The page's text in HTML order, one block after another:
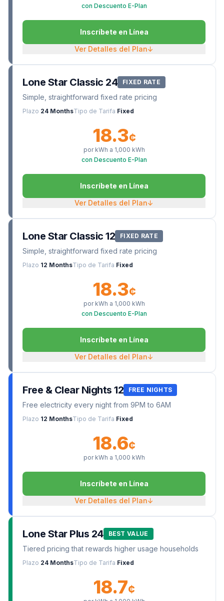
con Descuento E-Plan
Inscríbete en Línea
Ver Detalles del Plan↓
Lone Star Classic 24 FIXED RATE
Simple, straightforward fixed rate pricing
Plazo 24 MonthsTipo de Tarifa Fixed
18.3¢
por kWh a 1,000 kWh
con Descuento E-Plan
Inscríbete en Línea
Ver Detalles del Plan↓
Lone Star Classic 12 FIXED RATE
Simple, straightforward fixed rate pricing
Plazo 12 MonthsTipo de Tarifa Fixed
18.3¢
por kWh a 1,000 kWh
con Descuento E-Plan
Inscríbete en Línea
Ver Detalles del Plan↓
Free & Clear Nights 12 FREE NIGHTS
Free electricity every night from 9PM to 6AM
Plazo 12 MonthsTipo de Tarifa Fixed
18.6¢
por kWh a 1,000 kWh
Inscríbete en Línea
Ver Detalles del Plan↓
Lone Star Plus 24 BEST VALUE
Tiered pricing that rewards higher usage households
Plazo 24 MonthsTipo de Tarifa Fixed
18.7¢